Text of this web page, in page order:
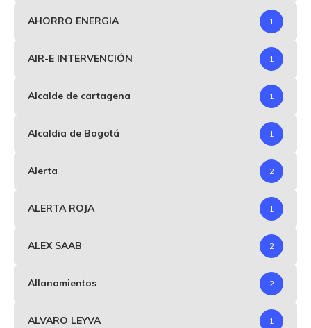
AHORRO ENERGIA 1
AIR-E INTERVENCIÓN 1
Alcalde de cartagena 1
Alcaldia de Bogotá 1
Alerta 2
ALERTA ROJA 1
ALEX SAAB 2
Allanamientos 2
ALVARO LEYVA 1